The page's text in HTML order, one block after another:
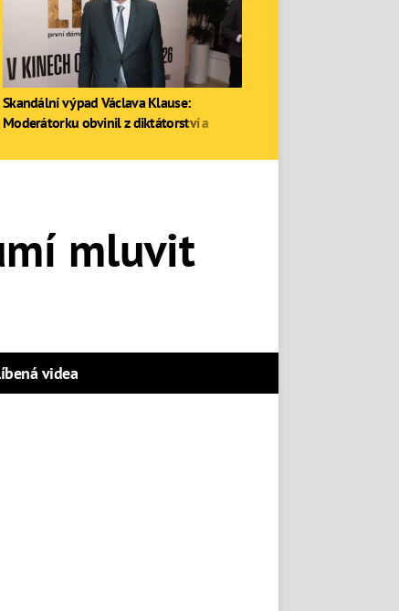
mluvit
videa
Skandální výpad Václava Klause:
Moderátorku obvinil z diktátorství a